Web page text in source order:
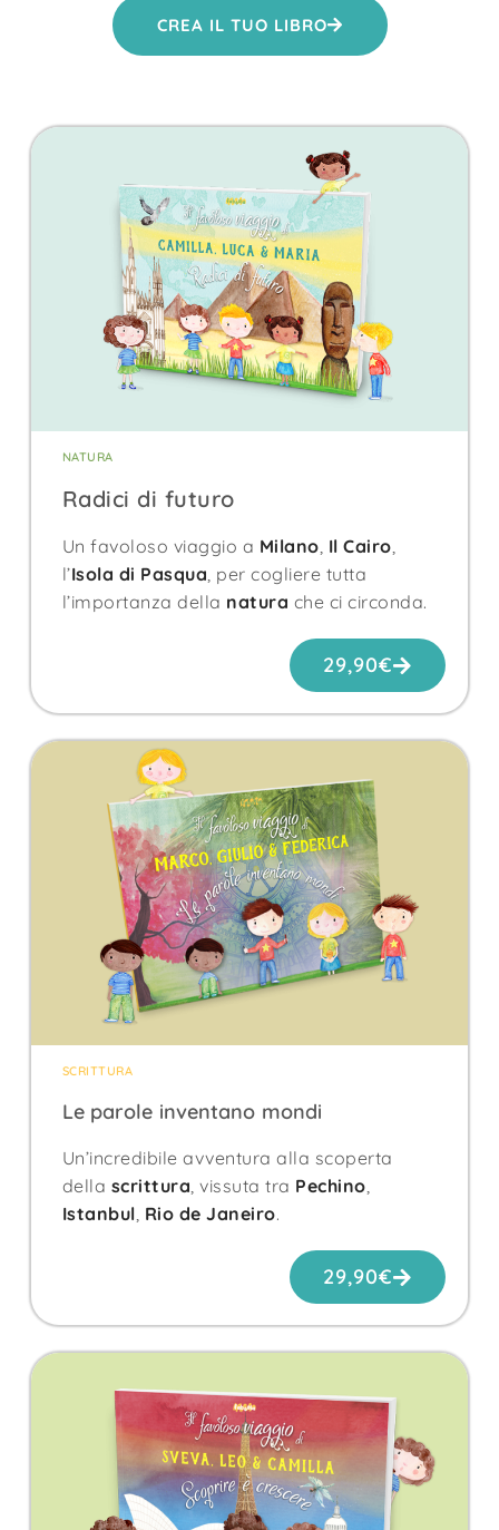
CREA IL TUO LIBRO
NATURA
Radici di futuro
Un favoloso viaggio a Milano Il Cairo
l’Isola di Pasqua , per cogliere tutta
l’importanza della natura che ci circonda.
29,90€
SCRITTURA
Le parole inventano mondi
Un’incredibile avventura alla scoperta
della scrittura , vissuta tra Pechino
Istanbul Rio de Janeiro.
29,90€